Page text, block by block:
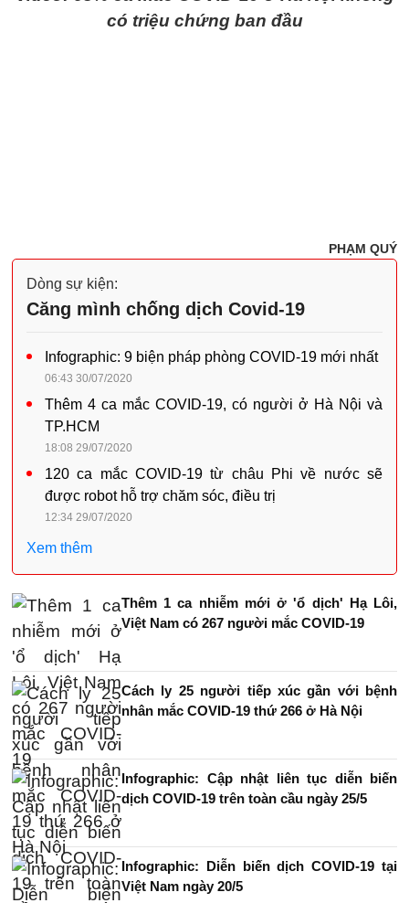
có triệu chứng ban đầu
PHẠM QUÝ
Dòng sự kiện:
Căng mình chống dịch Covid-19
Infographic: 9 biện pháp phòng COVID-19 mới nhất
06:43 30/07/2020
Thêm 4 ca mắc COVID-19, có người ở Hà Nội và
TP.HCM
18:08 29/07/2020
120 ca mắc COVID-19 từ châu Phi về nước sẽ
được robot hỗ trợ chăm sóc, điều trị
12:34 29/07/2020
Xem thêm
Thêm 1 ca nhiễm mới ở 'ổ dịch' Hạ Lôi,
Việt Nam có 267 người mắc COVID-19
Cách ly 25 người tiếp xúc gần với bệnh
nhân mắc COVID-19 thứ 266 ở Hà Nội
Infographic: Cập nhật liên tục diễn biến
dịch COVID-19 trên toàn cầu ngày 25/5
Infographic: Diễn biến dịch COVID-19 tại
Việt Nam ngày 20/5